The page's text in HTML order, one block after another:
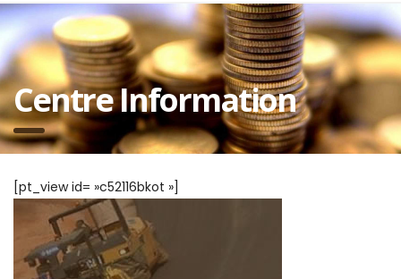
Centre Information
[pt_view id= »c52116bkot »]